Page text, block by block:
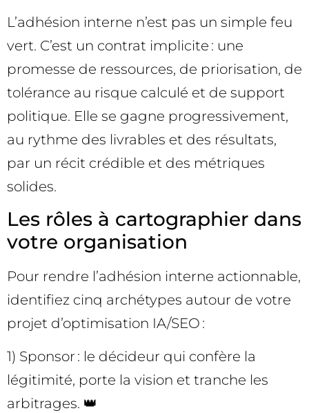
L’adhésion interne n’est pas un simple feu
vert. C’est un contrat implicite : une
promesse de ressources, de priorisation, de
tolérance au risque calculé et de support
politique. Elle se gagne progressivement,
au rythme des livrables et des résultats,
par un récit crédible et des métriques
solides.
Les rôles à cartographier dans
votre organisation
Pour rendre l’adhésion interne actionnable,
identifiez cinq archétypes autour de votre
projet d’optimisation IA/SEO :
1) Sponsor : le décideur qui confère la
légitimité, porte la vision et tranche les
arbitrages. 👑